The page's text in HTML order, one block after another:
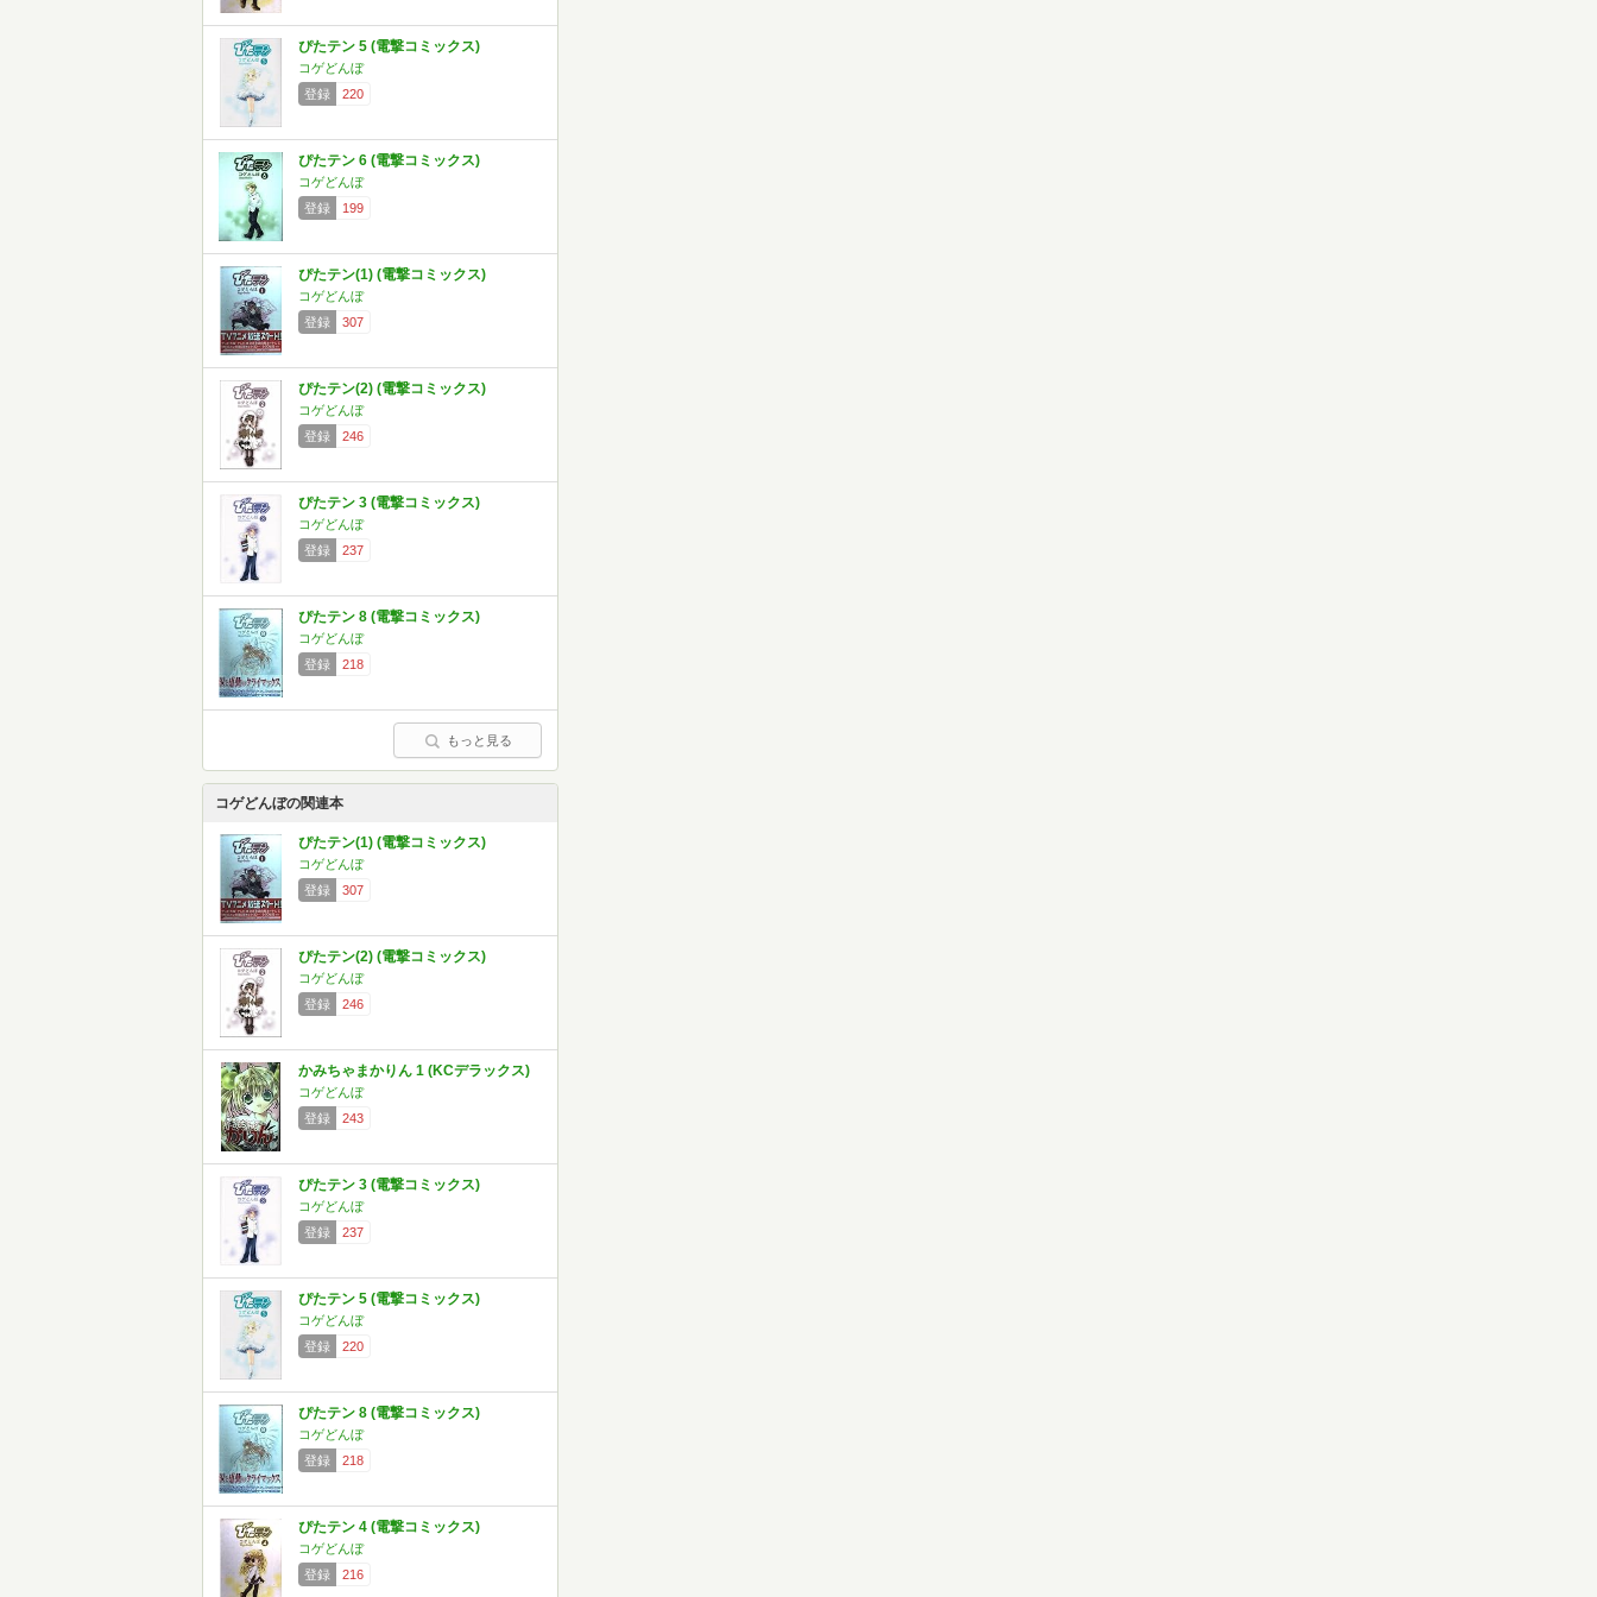
ぴたテン 5 (電撃コミックス)
コゲどんぼ
登録
220
ぴたテン 6 (電撃コミックス)
コゲどんぼ
登録
199
ぴたテン(1) (電撃コミックス)
コゲどんぼ
登録
307
ぴたテン(2) (電撃コミックス)
コゲどんぼ
登録
246
ぴたテン 3 (電撃コミックス)
コゲどんぼ
登録
237
ぴたテン 8 (電撃コミックス)
コゲどんぼ
登録
218
もっと見る
コゲどんぼの関連本
ぴたテン(1) (電撃コミックス)
コゲどんぼ
登録
307
ぴたテン(2) (電撃コミックス)
コゲどんぼ
登録
246
かみちゃまかりん 1 (KCデラックス)
コゲどんぼ
登録
243
ぴたテン 3 (電撃コミックス)
コゲどんぼ
登録
237
ぴたテン 5 (電撃コミックス)
コゲどんぼ
登録
220
ぴたテン 8 (電撃コミックス)
コゲどんぼ
登録
218
ぴたテン 4 (電撃コミックス)
コゲどんぼ
登録
216